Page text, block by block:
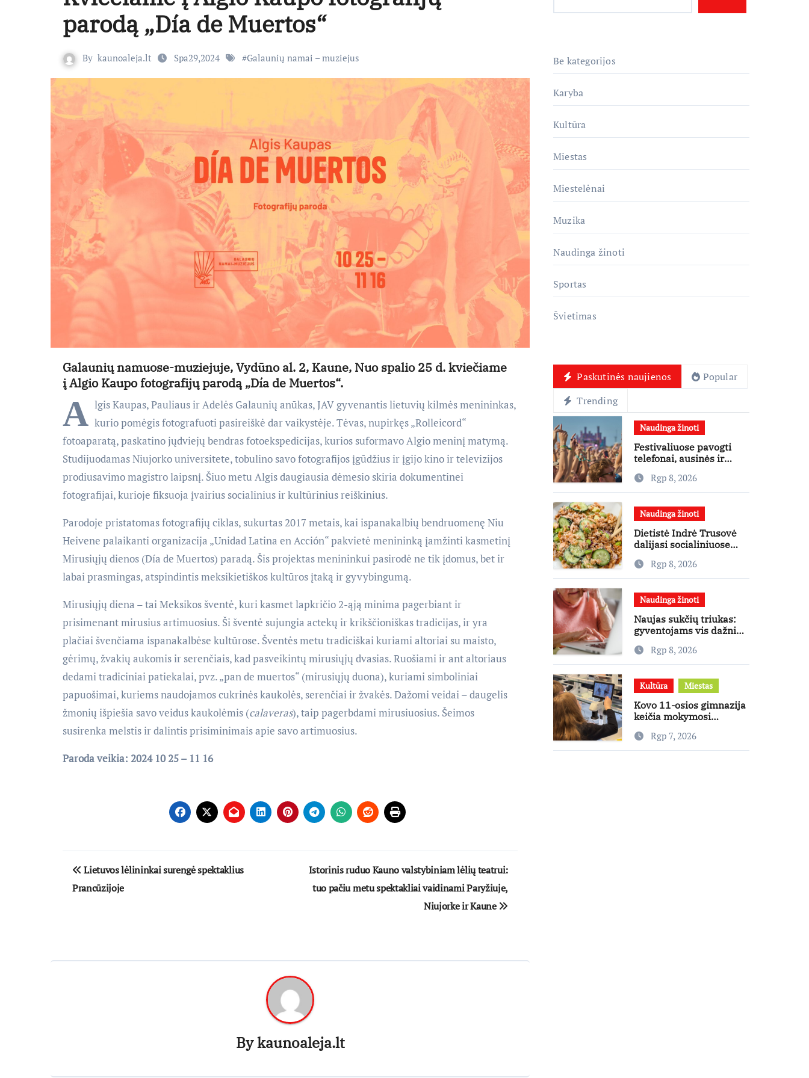
parodą „Día de Muertos“
By kaunoaleja.lt Spa29,2024 #Galaunių namai – muziejus
Galaunių namuose-muziejuje, Vydūno al. 2, Kaune, Nuo spalio 25 d. kviečiame
į Algio Kaupo fotografijų parodą „Día de Muertos“.
A lgis Kaupas, Pauliaus ir Adelės Galaunių anūkas, JAV gyvenantis lietuvių kilmės menininkas,
kurio pomėgis fotografuoti pasireiškė dar vaikystėje. Tėvas, nupirkęs „Rolleicord“
fotoaparatą, paskatino jųdviejų bendras fotoekspedicijas, kurios suformavo Algio meninį matymą.
Studijuodamas Niujorko universitete, tobulino savo fotografijos įgūdžius ir įgijo kino ir televizijos
prodiusavimo magistro laipsnį. Šiuo metu Algis daugiausia dėmesio skiria dokumentinei
fotografijai, kurioje fiksuoja įvairius socialinius ir kultūrinius reiškinius.
Parodoje pristatomas fotografijų ciklas, sukurtas 2017 metais, kai ispanakalbių bendruomenę Niu
Heivene palaikanti organizacija „Unidad Latina en Acción“ pakvietė menininką įamžinti kasmetinį
Mirusiųjų dienos (Día de Muertos) paradą. Šis projektas menininkui pasirodė ne tik įdomus, bet ir
labai prasmingas, atspindintis meksikietiškos kultūros įtaką ir gyvybingumą.
Mirusiųjų diena – tai Meksikos šventė, kuri kasmet lapkričio 2-ąją minima pagerbiant ir
prisimenant mirusius artimuosius. Ši šventė sujungia actekų ir krikščioniškas tradicijas, ir yra
plačiai švenčiama ispanakalbėse kultūrose. Šventės metu tradiciškai kuriami altoriai su maisto,
gėrimų, žvakių aukomis ir serenčiais, kad pasveikintų mirusiųjų dvasias. Ruošiami ir ant altoriaus
dedami tradiciniai patiekalai, pvz. „pan de muertos“ (mirusiųjų duona), kuriami simboliniai
papuošimai, kuriems naudojamos cukrinės kaukolės, serenčiai ir žvakės. Dažomi veidai – daugelis
žmonių išpiešia savo veidus kaukolėmis (calaveras), taip pagerbdami mirusiuosius. Šeimos
susirenka melstis ir dalintis prisiminimais apie savo artimuosius.
Paroda veikia: 2024 10 25 – 11 16
Navigacija
tarp
Lietuvos lėlininkai surengė spektaklius
Prancūzijoje
Istorinis ruduo Kauno valstybiniam lėlių teatrui:
tuo pačiu metu spektakliai vaidinami Paryžiuje,
Niujorke ir Kaune
Bykaunoaleja.lt
Be kategorijos
Karyba
Kultūra
Miestas
Miestelėnai
Muzika
Naudinga žinoti
Sportas
Švietimas
Paskutinės naujienos
Popular
Trending
Naudinga žinoti
Festivaliuose pavogti
telefonai, ausinės ir
primena apie
didžiausias finansines
rizikas
Rgp 8, 2026
Naudinga žinoti
Dietistė Indrė Trusovė
dalijasi socialiniuose
išpopuliarėjusiu lašišos
salotų receptu
Rgp 8, 2026
Naudinga žinoti
Naujas sukčių triukas:
gyventojams vis dažniau
Rgp 8, 2026
Kultūra Miestas
Kovo 11-osios gimnazija
keičia mokymosi
kaupimo – prie jų
supratimo ir taikymo
Rgp 7, 2026